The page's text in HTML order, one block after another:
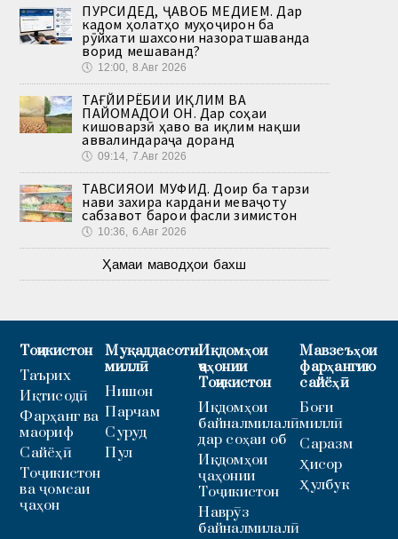
ПУРСИДЕД, ҶАВОБ МЕДИҲЕМ. Дар
кадом ҳолатҳо муҳоҷирон ба
рӯйхати шахсони назоратшаванда
ворид мешаванд?
🕔 12:00, 8.Авг 2026
ТАҒЙИРЁБИИ ИҚЛИМ ВА
ПАЙОМАДҲОИ ОН. Дар соҳаи
кишоварзӣ ҳаво ва иқлим нақши
аввалиндараҷа доранд
🕔 09:14, 7.Авг 2026
ТАВСИЯҲОИ МУФИД. Доир ба тарзи
нави захира кардани меваҷоту
сабзавот барои фасли зимистон
🕔 10:36, 6.Авг 2026
Ҳамаи маводҳои бахш
Тоҷикистон
Таърих
Иқтисодӣ
Фарҳанг ва
маориф
Сайёҳӣ
Тоҷикистон
ва ҷомеаи
ҷаҳон
Муқаддасоти
миллӣ
Нишон
Парчам
Суруд
Пул
Иқдомҳои
ҷаҳонии
Тоҷикистон
Иқдомҳои
байналмилалӣ
дар соҳаи об
Иқдомҳои
ҷаҳонии
Тоҷикистон
Наврӯз
байналмилалӣ
Мавзеъҳои
фарҳангию
сайёҳӣ
Боғи
миллӣ
Саразм
Ҳисор
Ҳулбук